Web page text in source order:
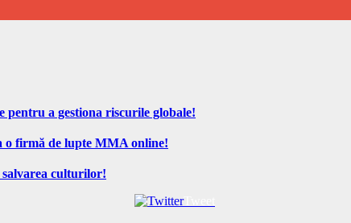
a gestiona riscurile globale!
o firmă de lupte MMA online!
culturilor!
Tweet